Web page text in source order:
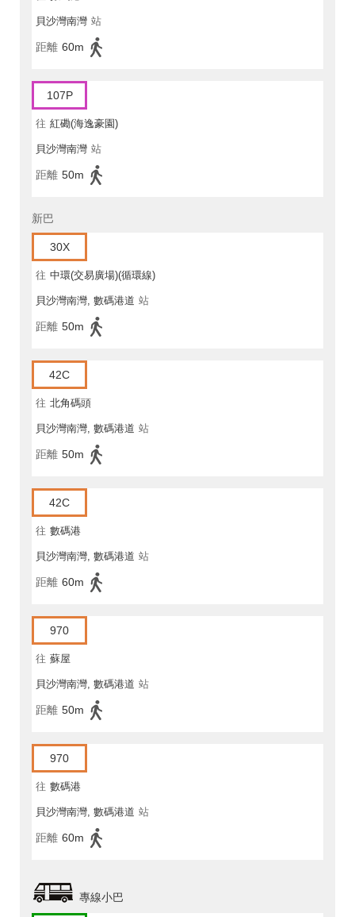
貝沙灣南灣 站
距離 60m
107P
往 紅磡(海逸豪園)
貝沙灣南灣 站
距離 50m
新巴
30X
往 中環(交易廣場)(循環線)
貝沙灣南灣, 數碼港道 站
距離 50m
42C
往 北角碼頭
貝沙灣南灣, 數碼港道 站
距離 50m
42C
往 數碼港
貝沙灣南灣, 數碼港道 站
距離 60m
970
往 蘇屋
貝沙灣南灣, 數碼港道 站
距離 50m
970
往 數碼港
貝沙灣南灣, 數碼港道 站
距離 60m
專線小巴